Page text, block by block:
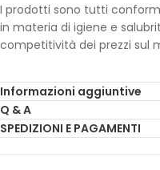
I prodotti sono tutti
in materia di igiene e
competitività dei prezzi sul
Informazioni aggiuntive
Q & A
SPEDIZIONI E PAGAMENTI